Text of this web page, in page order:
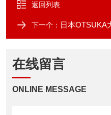
返回列表
下一个： 日本OTSUKA大
在线留言
ONLINE MESSAGE